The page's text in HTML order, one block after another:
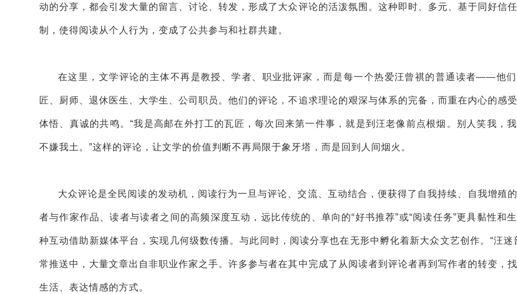
动的分享，都会引发大量的留言、讨论、转发，形成了大众评论的活泼氛围。这种即时、多元、基于同好信
制，使得阅读从个人行为，变成了公共参与和社群共建。
在这里，文学评论的主体不再是教授、学者、职业批评家，而是每一个热爱汪曾祺的普通读者——他
匠、厨师、退休医生、大学生、公司职员。他们的评论，不追求理论的艰深与体系的完备，而重在内心的感
体悟、真诚的共鸣。“我是高邮在外打工的瓦匠，每次回来第一件事，就是到汪老像前点根烟。别人笑我，
不嫌我土。”这样的评论，让文学的价值判断不再局限于象牙塔，而是回到人间烟火。
大众评论是全民阅读的发动机，阅读行为一旦与评论、交流、互动结合，便获得了自我持续、自我增殖
者与作家作品、读者与读者之间的高频深度互动，远比传统的、单向的“好书推荐”或“阅读任务”更具黏性和
种互动借助新媒体平台，实现几何级数传播。与此同时，阅读分享也在无形中孵化着新大众文艺创作。“汪迷
常推送中，大量文章出自非职业作家之手。许多参与者在其中完成了从阅读者到评论者再到写作者的转变，
生活、表达情感的方式。